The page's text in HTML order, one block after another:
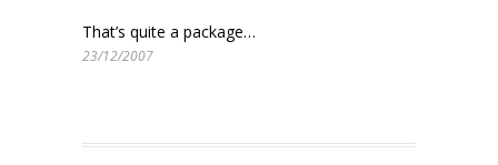
That’s quite a package…
23/12/2007